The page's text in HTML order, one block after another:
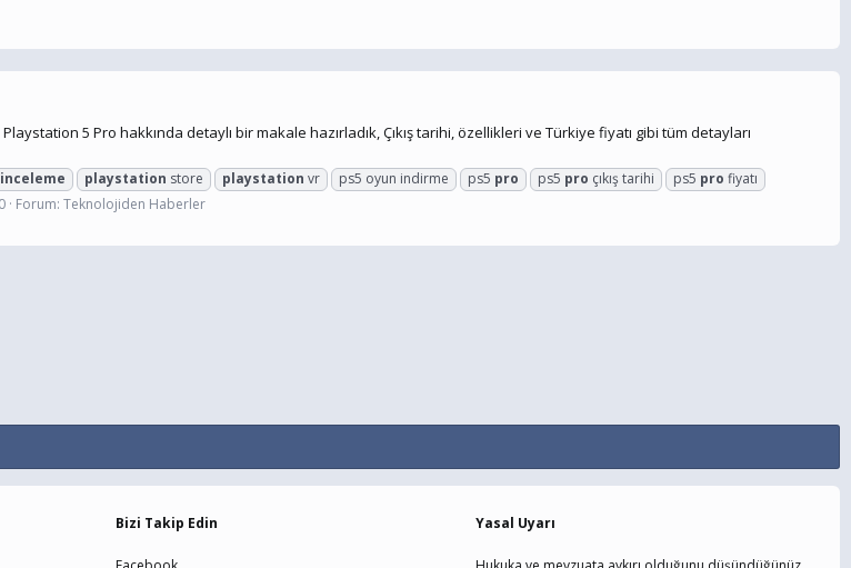
5 Pro hakkında detaylı bir makale hazırladık, Çıkış tarihi, özellikleri ve Türkiye fiyatı gibi tüm detayları
inceleme playstation store playstation vr ps5 oyun indirme ps5 pro ps5 pro çıkış tarihi ps5 pro fiyatı
Forum: Teknolojiden Haberler
Bizi Takip Edin Yasal Uyarı